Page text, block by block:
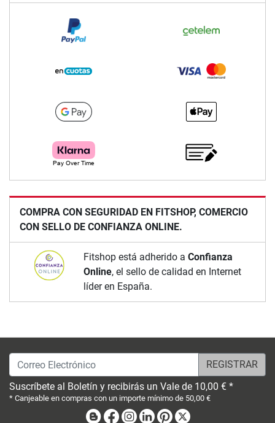
COMPRA CON SEGURIDAD EN FITSHOP, COMERCIO
CON SELLO DE CONFIANZA ONLINE.
Fitshop está adherido a Confianza
Online, el sello de calidad en Internet
líder en España.
Correo Electrónico
Suscríbete al Boletín y recibirás un Vale de 10,00 € *
* Canjeable en compras con un importe mínimo de 50,00 €
BlogFacebook
Instagram
LinkedinPinterest